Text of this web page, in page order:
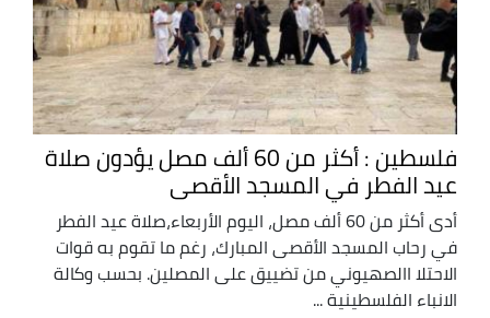
فلسطين : أكثر من 60 ألف مصل يؤدون صلاة
عيد الفطر في المسجد الأقصى
أدى أكثر من 60 ألف مصل، اليوم الأربعاء،صلاة عيد الفطر
في رحاب المسجد الأقصى المبارك، رغم ما تقوم به قوات
الاحتلا االصهيوني من تضييق على المصلين. بحسب وكالة
الانباء الفلسطينية ...